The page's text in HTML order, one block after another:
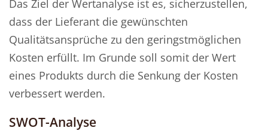
Das Ziel der Wertanalyse ist es, sicherzustellen,
dass der Lieferant die gewünschten
Qualitätsansprüche zu den geringstmöglichen
Kosten erfüllt. Im Grunde soll somit der Wert
eines Produkts durch die Senkung der Kosten
verbessert werden.
SWOT-Analyse